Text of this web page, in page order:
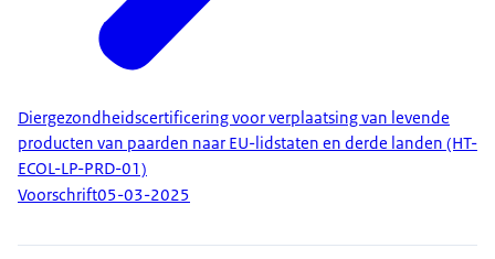
Diergezondheidscertificering voor verplaatsing van levende
producten van paarden naar EU-lidstaten en derde landen (HT-
ECOL-LP-PRD-01)
Voorschrift05-03-2025